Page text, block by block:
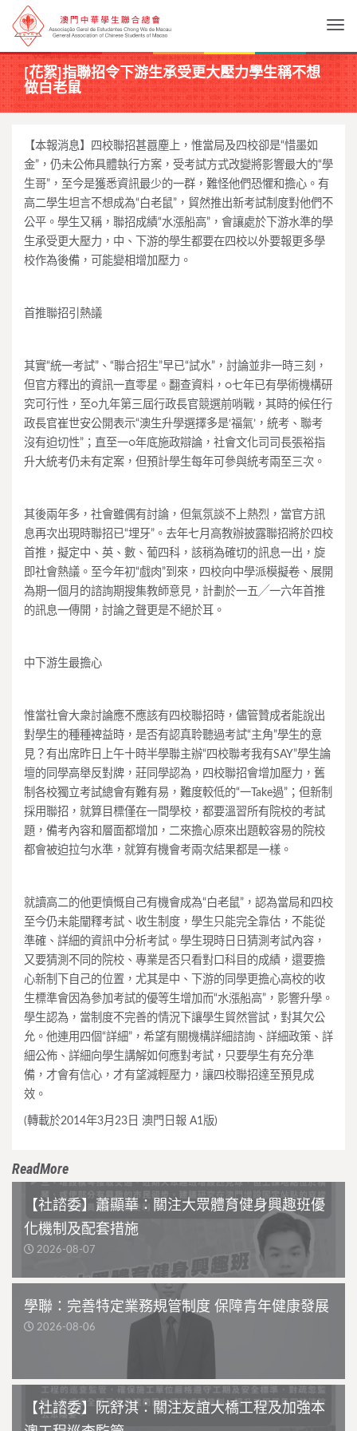
[花絮]指聯招令下游生承受更大壓力學生稱不想
做白老鼠
【本報消息】四校聯招甚囂塵上，惟當局及四校卻是“惜墨如
金”，仍未公佈具體執行方案，受考試方式改變將影響最大的“學
生哥”，至今是獲悉資訊最少的一群，難怪他們恐懼和擔心。有
高二學生坦言不想成為“白老鼠”，貿然推出新考試制度對他們不
公平。學生又稱，聯招成績“水漲船高”，會讓處於下游水準的學
生承受更大壓力，中、下游的學生都要在四校以外要報更多學
校作為後備，可能變相增加壓力。
首推聯招引熱議
其實“統一考試”、“聯合招生”早已“試水”，討論並非一時三刻，
但官方釋出的資訊一直零星。翻查資料，○七年已有學術機構研
究可行性，至○九年第三屆行政長官競選前哨戰，其時的候任行
政長官崔世安公開表示“澳生升學選擇多是‘福氣’，統考、聯考
沒有迫切性”；直至一○年底施政辯論，社會文化司司長張裕指
升大統考仍未有定案，但預計學生每年可參與統考兩至三次。
其後兩年多，社會雖偶有討論，但氣氛談不上熱烈，當官方訊
息再次出現時聯招已“埋牙”。去年七月高教辦披露聯招將於四校
首推，擬定中、英、數、葡四科，該稍為確切的訊息一出，旋
即社會熱議。至今年初“戲肉”到來，四校向中學派模擬卷、展開
為期一個月的諮詢期搜集教師意見，計劃於一五╱一六年首推
的訊息一傳開，討論之聲更是不絕於耳。
中下游生最擔心
惟當社會大衆討論應不應該有四校聯招時，儘管贊成者能說出
對學生的種種裨益時，是否有認真聆聽過考試“主角”學生的意
見？有出席昨日上午十時半學聯主辦“四校聯考我有SAY”學生論
壇的同學高舉反對牌，莊同學認為，四校聯招會增加壓力，舊
制各校獨立考試總會有難有易，難度較低的“一Take過”；但新制
採用聯招，就算目標僅在一間學校，都要溫習所有院校的考試
題，備考內容和層面都增加，二來擔心原來出題較容易的院校
都會被迫拉勻水準，就算有機會考兩次結果都是一樣。
就讀高二的他更憤慨自己有機會成為“白老鼠”，認為當局和四校
至今仍未能闡釋考試、收生制度，學生只能完全靠估，不能從
準確、詳細的資訊中分析考試。學生現時日日猜測考試內容，
又要猜測不同的院校、專業是否只看對口科目的成績，還要擔
心新制下自己的位置，尤其是中、下游的同學更擔心高校的收
生標準會因為參加考試的優等生增加而“水漲船高”，影響升學。
學生認為，當制度不完善的情況下讓學生貿然嘗試，對其欠公
允。他連用四個“詳細”，希望有關機構詳細諮詢、詳細政策、詳
細公佈、詳細向學生講解如何應對考試，只要學生有充分準
備，才會有信心，才有望減輕壓力，讓四校聯招達至預見成
效。
(轉載於2014年3月23日 澳門日報 A1版)
ReadMore
【社諮委】蕭顯華：關注大眾體育健身興趣班優
化機制及配套措施
2026-08-07
學聯：完善特定業務規管制度 保障青年健康發展
2026-08-06
【社諮委】阮舒淇：關注友誼大橋工程及加強本